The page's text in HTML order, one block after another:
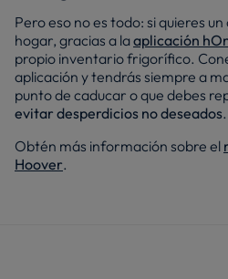
Pero eso no es todo: si quieres
hogar, gracias a laaplicación
propio inventario frigorífico.
aplicación y tendrás siempre a
punto de caducar o que debes
evitar desperdicios no deseados.
Obtén más información sobre el
Hoover.